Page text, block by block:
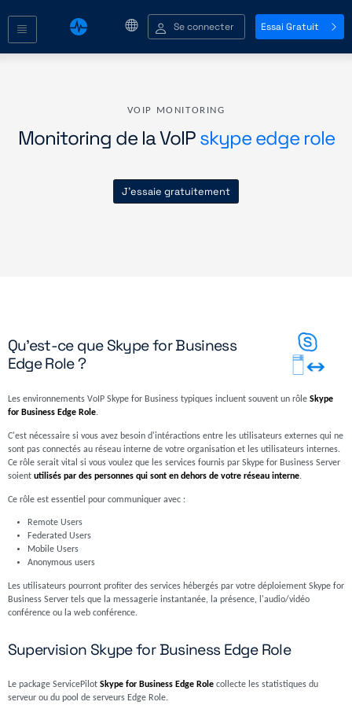
Se connecter Essai Gratuit
VOIP MONITORING
Monitoring de la VoIPskype edge role
J'essaie gratuitement
Qu'est-ce que Skype for Business
Edge Role ?
Les environnements VoIP Skype for Business typiques incluent souvent un rôle Skype
for Business Edge Role.
C'est nécessaire si vous avez besoin d'intéractions entre les utilisateurs externes qui ne
sont pas connectés au réseau interne de votre organisation et les utilisateurs internes.
Ce rôle serait vital si vous voulez que les services fournis par Skype for Business Server
soient utilisés par des personnes qui sont en dehors de votre réseau interne.
Ce rôle est essentiel pour communiquer avec :
Remote Users
Federated Users
Mobile Users
Anonymous users
Les utilisateurs pourront profiter des services hébergés par votre déploiement Skype for
Business Server tels que la messagerie instantanée, la présence, l'audio/vidéo
conférence ou la web conférence.
Supervision Skype for Business Edge Role
Le package ServicePilot Skype for Business Edge Rolecollecte les statistiques du
serveur ou du pool de serveurs Edge Role.